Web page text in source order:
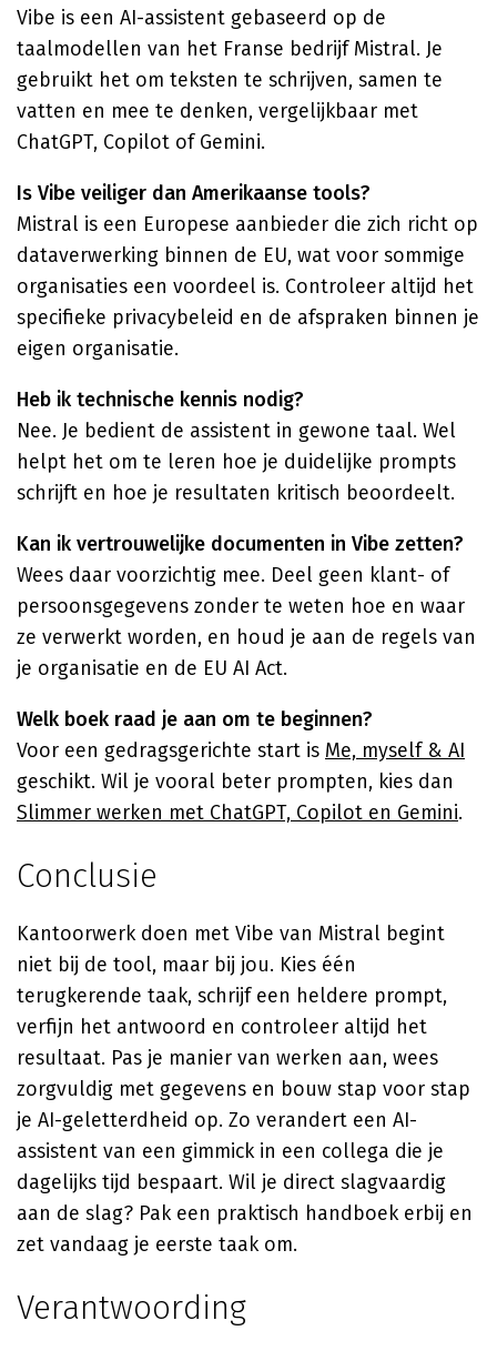
Vibe is een AI-assistent gebaseerd op de
taalmodellen van het Franse bedrijf Mistral. Je
gebruikt het om teksten te schrijven, samen te
vatten en mee te denken, vergelijkbaar met
ChatGPT, Copilot of Gemini.
Is Vibe veiliger dan Amerikaanse tools?
Mistral is een Europese aanbieder die zich richt op
dataverwerking binnen de EU, wat voor sommige
organisaties een voordeel is. Controleer altijd het
specifieke privacybeleid en de afspraken binnen je
eigen organisatie.
Heb ik technische kennis nodig?
Nee. Je bedient de assistent in gewone taal. Wel
helpt het om te leren hoe je duidelijke prompts
schrijft en hoe je resultaten kritisch beoordeelt.
Kan ik vertrouwelijke documenten in Vibe zetten?
Wees daar voorzichtig mee. Deel geen klant- of
persoonsgegevens zonder te weten hoe en waar
ze verwerkt worden, en houd je aan de regels van
je organisatie en de EU AI Act.
Welk boek raad je aan om te beginnen?
Voor een gedragsgerichte start is Me, myself & AI
geschikt. Wil je vooral beter prompten, kies dan
Slimmer werken met ChatGPT, Copilot en Gemini.
Conclusie
Kantoorwerk doen met Vibe van Mistral begint
niet bij de tool, maar bij jou. Kies één
terugkerende taak, schrijf een heldere prompt,
verfijn het antwoord en controleer altijd het
resultaat. Pas je manier van werken aan, wees
zorgvuldig met gegevens en bouw stap voor stap
je AI-geletterdheid op. Zo verandert een AI-
assistent van een gimmick in een collega die je
dagelijks tijd bespaart. Wil je direct slagvaardig
aan de slag? Pak een praktisch handboek erbij en
zet vandaag je eerste taak om.
Verantwoording